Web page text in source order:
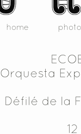
home
Orquesta
Défilé de la